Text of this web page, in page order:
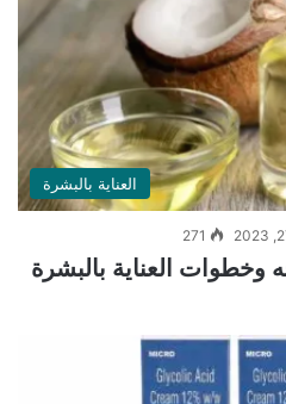
العناية بالبشرة
271
وخطوات العناية بالبشرة